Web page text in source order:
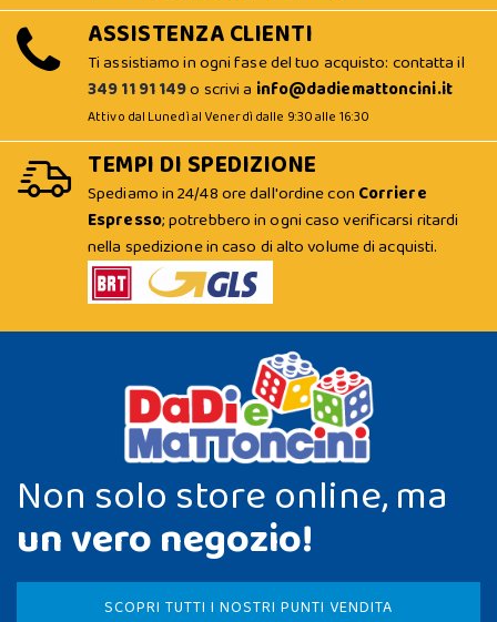
ASSISTENZA CLIENTI
Ti assistiamo in ogni fase del tuo acquisto: contatta il
349 11 91 149o scrivi a info@dadiemattoncini.it
Attivo dal Lunedì al Venerdì dalle 9:30 alle 16:30
TEMPI DI SPEDIZIONE
Spediamo in 24/48 ore dall'ordine con Corriere
Espresso; potrebbero in ogni caso verificarsi ritardi
nella spedizione in caso di alto volume di acquisti.
Non solo store online, ma
un vero negozio!
SCOPRI TUTTI I NOSTRI PUNTI VENDITA